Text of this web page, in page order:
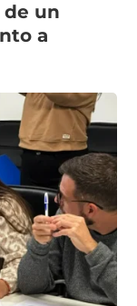
de un
a